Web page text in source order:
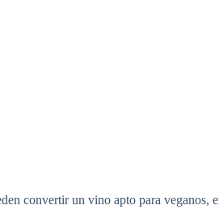
convertir un vino apto para veganos,